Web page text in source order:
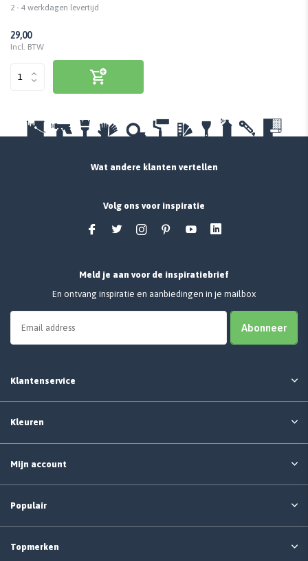
2 - 4 werkdagen levertijd
29,00
Incl. BTW
Wat andere klanten vertellen
Volg ons voor inspiratie
Meld je aan voor de inspiratiebrief
En ontvang inspiratie en aanbiedingen in je mailbox
Abonneer
Klantenservice
Kleuren
Mijn account
Populair
Topmerken